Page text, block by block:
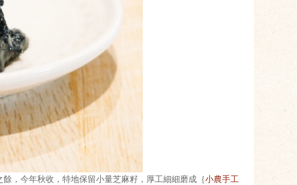
，今年秋收，特地保留小量芝麻籽，厚工細細磨成｛小農手工